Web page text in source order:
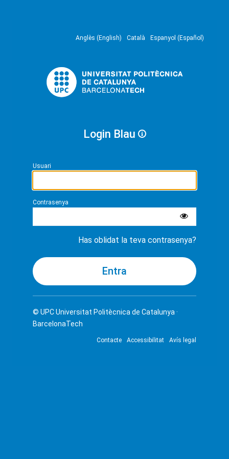
Anglès (English) Català Espanyol (Español)
Login Blau
Usuari
Contrasenya
Has oblidat la teva contrasenya?
© UPCUniversitat Politècnica de Catalunya ·
BarcelonaTech
Contacte Accessibilitat Avís legal